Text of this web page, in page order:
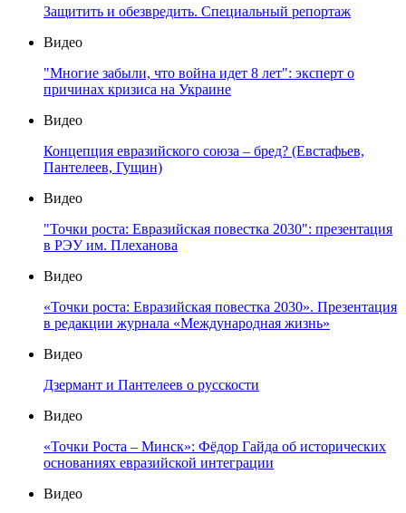
Защитить и обезвредить. Специальный репортаж
Видео
"Многие забыли, что война идет 8 лет": эксперт о
причинах кризиса на Украине
Видео
Концепция евразийского союза – бред? (Евстафьев,
Пантелеев, Гущин)
Видео
"Точки роста: Евразийская повестка 2030": презентация
в РЭУ им. Плеханова
Видео
«Точки роста: Евразийская повестка 2030». Презентация
в редакции журнала «Международная жизнь»
Видео
Дзермант и Пантелеев о русскости
Видео
«Точки Роста – Минск»: Фёдор Гайда об исторических
основаниях евразийской интеграции
Видео